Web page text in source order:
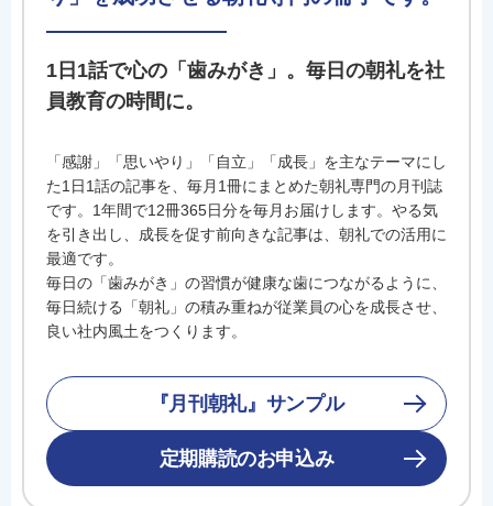
1日1話で心の「歯みがき」。毎日の朝礼を社
員教育の時間に。
「感謝」「思いやり」「自立」「成長」を主なテーマにし
た1日1話の記事を、毎月1冊にまとめた朝礼専門の月刊誌
です。1年間で12冊365日分を毎月お届けします。やる気
を引き出し、成長を促す前向きな記事は、朝礼での活用に
最適です。
毎日の「歯みがき」の習慣が健康な歯につながるように、
毎日続ける「朝礼」の積み重ねが従業員の心を成長させ、
良い社内風土をつくります。
『月刊朝礼』サンプル
定期購読のお申込み